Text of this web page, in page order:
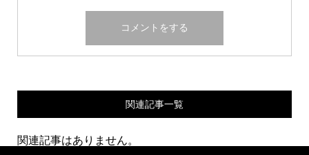
関連記事一覧
関連記事はありません。